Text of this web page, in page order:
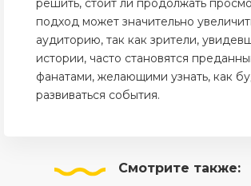
решить, стоит ли продолжать
подход может значительно
аудиторию, так как зрители,
истории, часто становятся
фанатами, желающими узнать, как
развиваться события.
Смотрите также: